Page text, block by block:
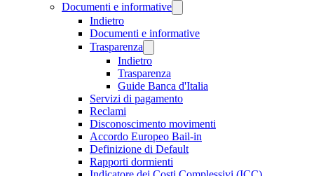
Documenti e informative
Indietro
Documenti e informative
Trasparenza
Indietro
Trasparenza
Guide Banca d'Italia
Servizi di pagamento
Reclami
Disconoscimento movimenti
Accordo Europeo Bail-in
Definizione di Default
Rapporti dormienti